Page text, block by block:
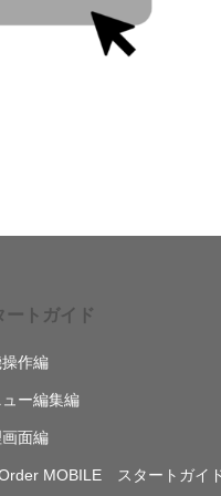
ートガイド
作編
ュー編集編
面編
MOBILE スタートガイ